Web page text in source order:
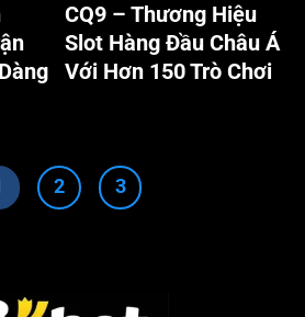
CQ9 – Thương Hiệu
Slot Hàng Đầu Châu Á
Với Hơn 150 Trò Chơi
2 3